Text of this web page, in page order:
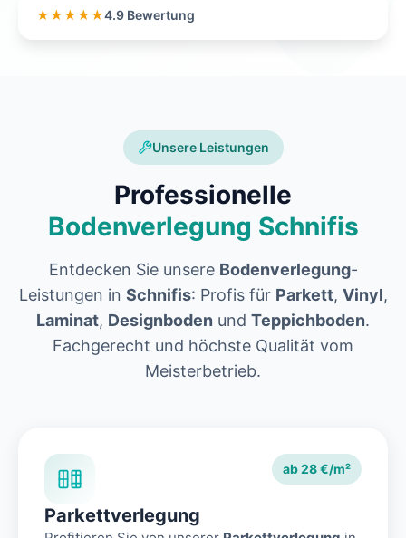
★★★★★4.9 Bewertung
Unsere Leistungen
Professionelle
Bodenverlegung Schnifis
Entdecken Sie unsere Bodenverlegung-
Leistungen in Schnifis: Profis für Parkett, Vinyl,
Laminat, Designboden und Teppichboden.
Fachgerecht und höchste Qualität vom
Meisterbetrieb.
ab 28 €/m²
Parkettverlegung